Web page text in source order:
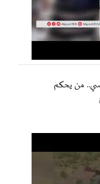
من يحكم